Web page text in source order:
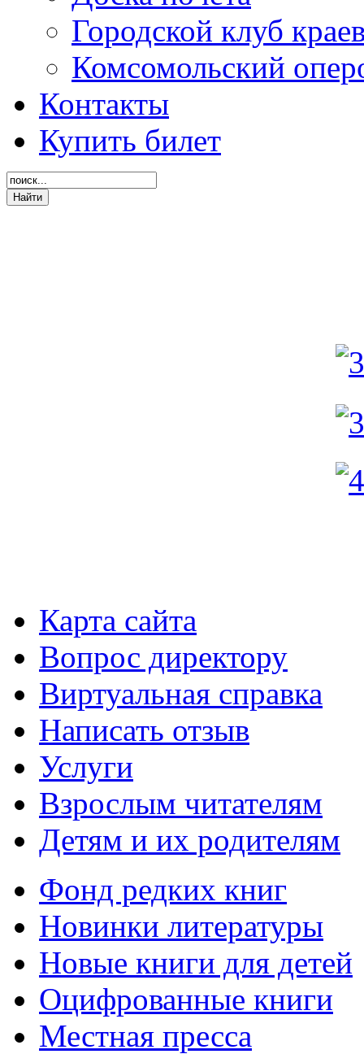
Городской клуб
Комсомольский
Контакты
Купить билет
Карта сайта
Вопрос директору
Виртуальная справка
Написать отзыв
Услуги
Взрослым читателям
Детям и их родителям
Фонд редких книг
Новинки литературы
Новые книги для детей
Оцифрованные книги
Местная пресса